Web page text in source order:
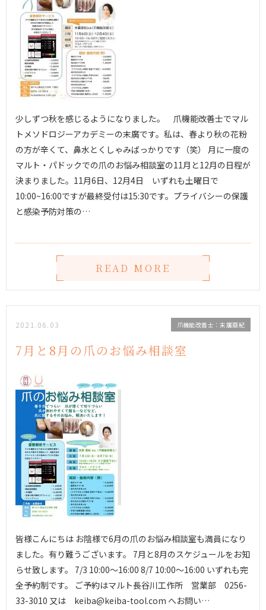
少しずつ秋を感じるようになりました。 爪機能改善士でマル
トメソドロジーアカデミーの末廣です。私は、春より秋の花粉
の方が辛くて、鼻水とくしゃみばっかりです（笑） 月に一度の
マルト・パドックでの爪のお悩み相談室の11月と12月の日程が
決まりました。11月6日、12月4日 いずれも土曜日で
10:00~16:00ですが最終受付は15:30です。プライバシーの保護
と感染予防対策の…
READ MORE
2021.06.03 爪機能改善士：末廣亜紀
7月と8月の爪のお悩み相談室
皆様こんにちは お陰様で6月の爪のお悩み相談室も満員になり
ました。有り難うございます。 7月と8月のスケジュールをお知
らせ致します。 7/3 10:00〜16:00 8/7 10:00〜16:00 いずれも完
全予約制です。 ご予約はマルト長谷川工作所 営業部 0256-
33-3010 又は keiba@keiba-tool.com へお問い…